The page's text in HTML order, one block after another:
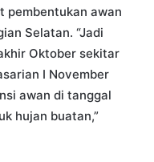
pembentukan awan
Selatan. “Jadi
Oktober sekitar
I November
awan di tanggal
hujan buatan,”